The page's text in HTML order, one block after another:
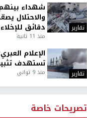
تقارير
شهداء
والاحتلال
دقائق للإخلاء
منذ 11 ثانية
تقارير
الإعلام
تستهدف
منذ 9 ثواني
تصريحات خاصة